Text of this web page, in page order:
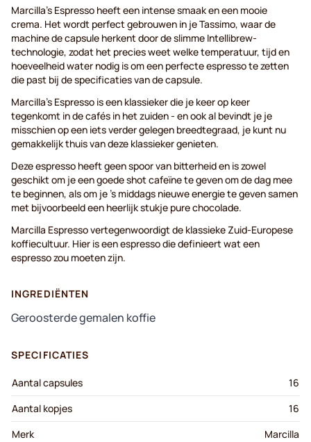
Marcilla's Espresso heeft een intense smaak en een mooie
crema. Het wordt perfect gebrouwen in je Tassimo, waar de
machine de capsule herkent door de slimme Intellibrew-
technologie, zodat het precies weet welke temperatuur, tijd en
hoeveelheid water nodig is om een perfecte espresso te zetten
die past bij de specificaties van de capsule.
Marcilla's Espresso is een klassieker die je keer op keer
tegenkomt in de cafés in het zuiden - en ook al bevindt je je
misschien op een iets verder gelegen breedtegraad, je kunt nu
gemakkelijk thuis van deze klassieker genieten.
Deze espresso heeft geen spoor van bitterheid en is zowel
geschikt om je een goede shot cafeïne te geven om de dag mee
te beginnen, als om je 's middags nieuwe energie te geven samen
met bijvoorbeeld een heerlijk stukje pure chocolade.
Marcilla Espresso vertegenwoordigt de klassieke Zuid-Europese
koffiecultuur. Hier is een espresso die definieert wat een
espresso zou moeten zijn.
INGREDIËNTEN
Geroosterde gemalen koffie
SPECIFICATIES
Aantal capsules
16
Aantal kopjes
16
Merk
Marcilla